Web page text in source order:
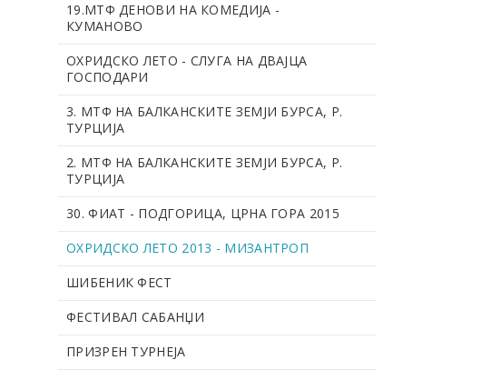
19.МТФ ДЕНОВИ НА КОМЕДИЈА -
КУМАНОВО
ОХРИДСКО ЛЕТО - СЛУГА НА ДВАЈЦА
ГОСПОДАРИ
3. МТФ НА БАЛКАНСКИТЕ ЗЕМЈИ БУРСА, Р.
ТУРЦИЈА
2. МТФ НА БАЛКАНСКИТЕ ЗЕМЈИ БУРСА, Р.
ТУРЦИЈА
30. ФИАТ - ПОДГОРИЦА, ЦРНА ГОРА 2015
ОХРИДСКО ЛЕТО 2013 - МИЗАНТРОП
ШИБЕНИК ФЕСТ
ФЕСТИВАЛ САБАНЏИ
ПРИЗРЕН ТУРНЕЈА